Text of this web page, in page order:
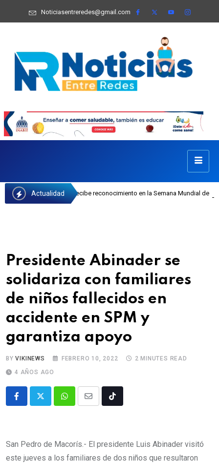
Noticiasentreredes@gmail.com
Actualidad
recibe reconocimiento en la Semana Mundial de la Lactancia
Presidente Abinader se
solidariza con familiares
de niños fallecidos en
accidente en SPM y
garantiza apoyo
BYVIKINEWS FEBRERO 10, 2022
2 MINUTES READ
4 AÑOS AGO
San Pedro de Macorís.- El presidente Luis Abinader visitó
este jueves a los familiares de dos niños que resultaron